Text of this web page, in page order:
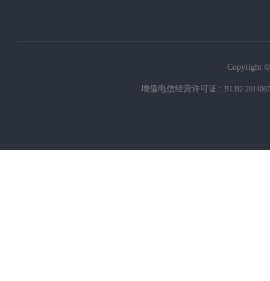
Copyright
增值电信经营许可证 : B1.B2-